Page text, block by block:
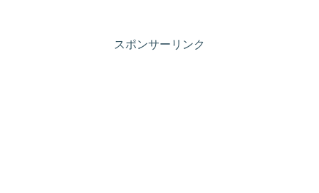
スポンサーリンク